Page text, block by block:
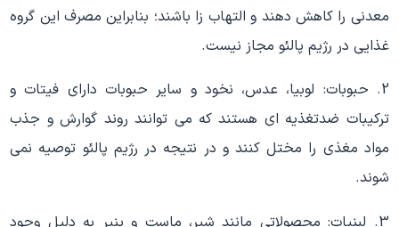
معدنی را کاهش دهند و التهاب زا باشند؛ بنابراین مصرف این گروه
غذایی در رژیم پالئو مجاز نیست.
2. حبوبات: لوبیا، عدس، نخود و سایر حبوبات دارای فیتات و
ترکیبات ضدتغذیه ای هستند که می توانند روند گوارش و جذب
مواد مغذی را مختل کنند و در نتیجه در رژیم پالئو توصیه نمی
شوند.
3. لبنیات: محصولاتی مانند شیر، ماست و پنیر به دلیل وجود